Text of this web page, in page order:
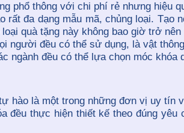
phổ thông với chi phí rẻ nhưng hiệu
rất đa dạng mẫu mã, chủng loại.
quà tặng này không bao giờ trở nên
người đều có thể sử dụng, là vật
ngành đều có thể lựa chọn móc khóa
hào là một trong những đơn vị uy tín
đều thực hiện thiết kế theo đúng